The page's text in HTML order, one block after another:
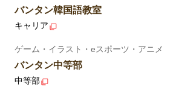
バンタン韓国語教室
キャリア
ゲーム・イラスト・eスポーツ・アニメ
バンタン中等部
中等部